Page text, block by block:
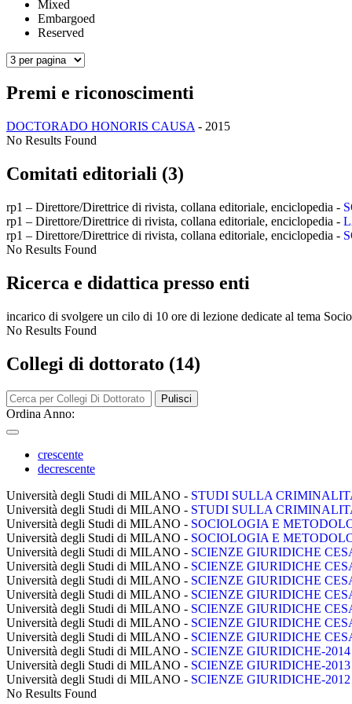
Mixed
Embargoed
Reserved
Premi e riconoscimenti
DOCTORADO HONORIS CAUSA - 2015
No Results Found
Comitati editoriali (3)
rp1 – Direttore/Direttrice di rivista, collana editoriale, enciclopedia -
rp1 – Direttore/Direttrice di rivista, collana editoriale, enciclopedia -
rp1 – Direttore/Direttrice di rivista, collana editoriale, enciclopedia -
No Results Found
Ricerca e didattica presso enti
incarico di svolgere un cilo di 10 ore di lezione dedicate al tema
No Results Found
Collegi di dottorato (14)
Pulisci
Ordina Anno:
crescente
decrescente
Università degli Studi di MILANO - STUDI SULLA
Università degli Studi di MILANO - STUDI SULLA
Università degli Studi di MILANO - SOCIOLOGIA E
Università degli Studi di MILANO - SOCIOLOGIA E
Università degli Studi di MILANO - SCIENZE GIURIDICHE
Università degli Studi di MILANO - SCIENZE GIURIDICHE
Università degli Studi di MILANO - SCIENZE GIURIDICHE
Università degli Studi di MILANO - SCIENZE GIURIDICHE
Università degli Studi di MILANO - SCIENZE GIURIDICHE
Università degli Studi di MILANO - SCIENZE GIURIDICHE
Università degli Studi di MILANO - SCIENZE GIURIDICHE
Università degli Studi di MILANO - SCIENZE GIURIDICHE-2014
Università degli Studi di MILANO - SCIENZE GIURIDICHE-2013
Università degli Studi di MILANO - SCIENZE GIURIDICHE-2012
No Results Found